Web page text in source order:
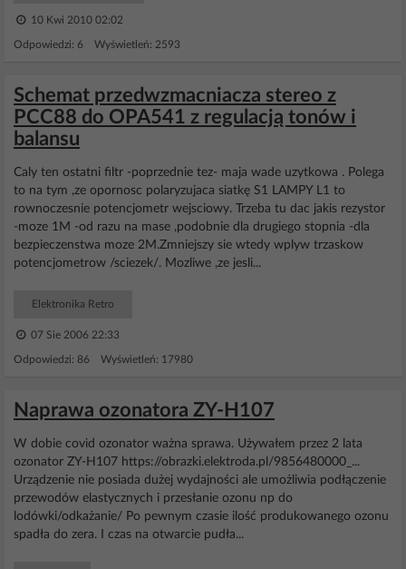
10 Kwi 2010 02:02
Odpowiedzi: 6 Wyświetleń: 2593
Schemat przedwzmacniacza stereo z
PCC88 do OPA541 z regulacją tonów i
balansu
Caly ten ostatni filtr -poprzednie tez- maja wade uzytkowa . Polega
to na tym ,ze opornosc polaryzujaca siatkę S1 LAMPY L1 to
rownoczesnie potencjometr wejsciowy. Trzeba tu dac jakis rezystor
-moze 1M -od razu na mase ,podobnie dla drugiego stopnia -dla
bezpieczenstwa moze 2M.Zmniejszy sie wtedy wplyw trzaskow
potencjometrow /sciezek/. Mozliwe ,ze jesli...
Elektronika Retro
07 Sie 2006 22:33
Odpowiedzi: 86 Wyświetleń: 17980
Naprawa ozonatora ZY-H107
W dobie covid ozonator ważna sprawa. Używałem przez 2 lata
ozonator ZY-H107 https://obrazki.elektroda.pl/9856480000_...
Urządzenie nie posiada dużej wydajności ale umożliwia podłączenie
przewodów elastycznych i przesłanie ozonu np do
lodówki/odkażanie/ Po pewnym czasie ilość produkowanego ozonu
spadła do zera. I czas na otwarcie pudła...